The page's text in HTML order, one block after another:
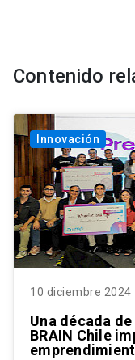
Contenido
Innovación
10 diciembre 2024
Una década
BRAIN Chile